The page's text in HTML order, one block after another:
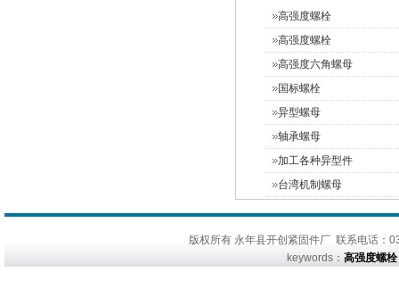
高强度螺栓
高强度螺栓
高强度六角螺母
国标螺栓
异型螺母
轴承螺母
加工各种异型件
台湾机制螺母
版权所有 永年县开创紧固件厂 联系电话：
keywords：高强度螺栓